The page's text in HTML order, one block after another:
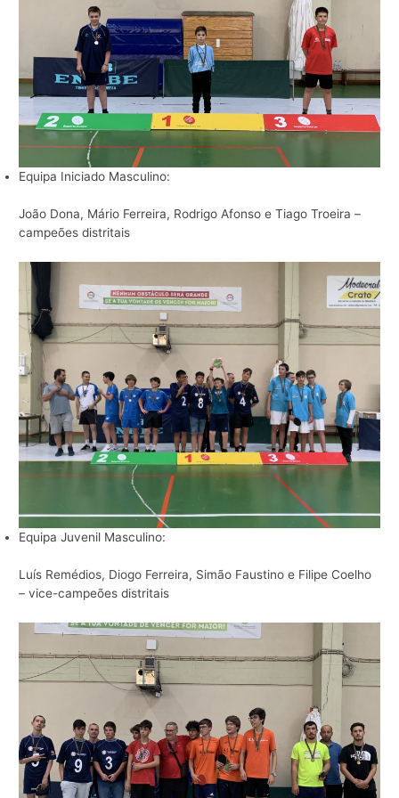
Equipa Iniciado Masculino:
João Dona, Mário Ferreira, Rodrigo Afonso e Tiago Troeira –
campeões distritais
Equipa Juvenil Masculino:
Luís Remédios, Diogo Ferreira, Simão Faustino e Filipe Coelho
– vice-campeões distritais